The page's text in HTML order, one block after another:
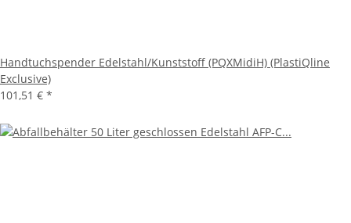
Handtuchspender Edelstahl/Kunststoff (PQXMidiH) (PlastiQline
Exclusive)
101,51 € *